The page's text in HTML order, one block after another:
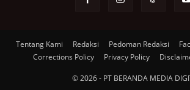
Tentang Kami Redaksi Pedoman Redaksi
Corrections Policy
Privacy Policy
© 2026 - PT BERANDA MEDIA